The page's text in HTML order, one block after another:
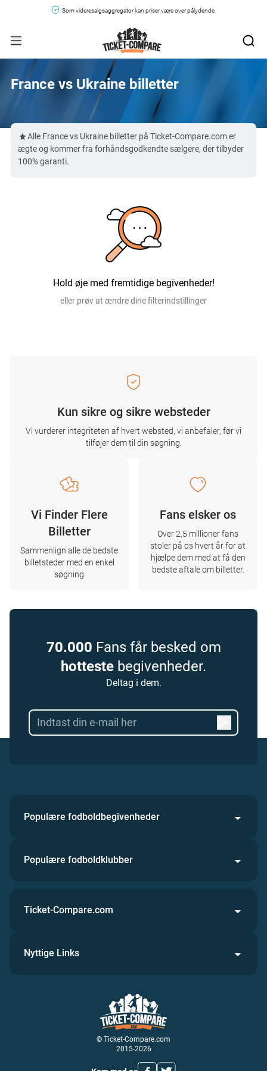
Som videresalgsaggregator kan priser være over pålydende.
France vs Ukraine billetter
Alle France vs Ukraine billetter på Ticket-Compare.com er
ægte og kommer fra forhåndsgodkendte sælgere, der tilbyder
100% garanti.
Hold øje med fremtidige begivenheder!
eller prøv at ændre dine filterindstillinger
Kun sikre og sikre websteder
Vi vurderer integriteten af ​​hvert websted, vi anbefaler, før vi
tilføjer dem til din søgning.
Vi Finder Flere
Billetter
Sammenlign alle de bedste
billetsteder med en enkel
søgning
Fans elsker os
Over 2,5 millioner fans
stoler på os hvert år for at
hjælpe dem med at få den
bedste aftale om billetter.
70.000 Fans får besked om
hotteste begivenheder.
Deltag i dem.
Populære fodboldbegivenheder
Populære fodboldklubber
© Ticket-Compare.com
2015-2026
Ticket-Compare.com
Nyttige Links